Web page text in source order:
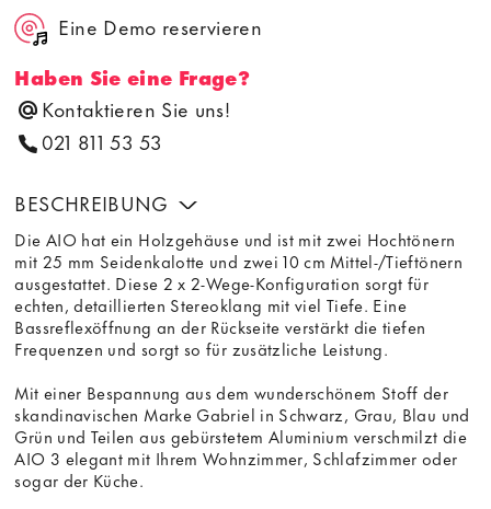
Eine Demo reservieren
Haben Sie eine Frage?
Kontaktieren Sie uns!
021 811 53 53
BESCHREIBUNG
Die AIO hat ein Holzgehäuse und ist mit zwei Hochtönern
mit 25 mm Seidenkalotte und zwei 10 cm Mittel-/Tieftönern
ausgestattet. Diese 2 x 2-Wege-Konfiguration sorgt für
echten, detaillierten Stereoklang mit viel Tiefe. Eine
Bassreflexöffnung an der Rückseite verstärkt die tiefen
Frequenzen und sorgt so für zusätzliche Leistung.
Mit einer Bespannung aus dem wunderschönem Stoff der
skandinavischen Marke Gabriel in Schwarz, Grau, Blau und
Grün und Teilen aus gebürstetem Aluminium verschmilzt die
AIO 3 elegant mit Ihrem Wohnzimmer, Schlafzimmer oder
sogar der Küche.